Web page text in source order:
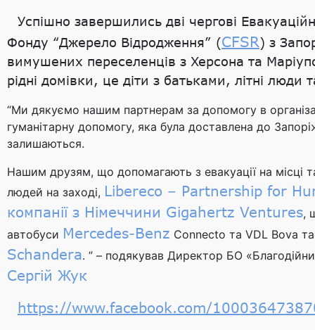
Успішно завершились дві чергові
Фонду “Джерело Відродження” (CFSR) з
вимушених переселенців з Херсона та
рідні домівки, це діти з батьками, літні люди
“Ми дякуємо нашим партнерам за допомогу в
гуманітарну допомогу, яка була доставлена до
залишаються.
Нашим друзям, що допомагають з евакуації на місці
людей на заході, Libereco – Partnership for
компанії з Німеччини Gigahertz Ventures,
автобуси Mercedes-Benz Connecto та VDL Bova
Schandera. ” – подякував Директор БО
Сергій Жук
https://www.facebook.com/